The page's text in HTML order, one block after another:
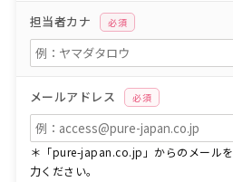
担当者カナ 必須
メールアドレス 必須
＊「pure-japan.co.jp」からのメール
力ください。